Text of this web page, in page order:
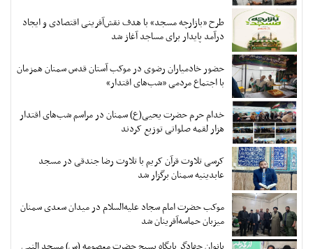
طرح «بازارچه مسجد» با هدف نقش‌آفرینی اقتصادی و ایجاد
درآمد پایدار برای مساجد آغاز شد
حضور خادمیاران رضوی در موکب آستان قدس سمنان همزمان
با اجتماع مردمی «شب‌های اقتدار»
خدام حرم حضرت یحیی(ع) سمنان در مراسم شب‌های اقتدار
هزار لقمه صلواتی توزیع کردند
کرسی تلاوت قرآن کریم با تلاوت رضا جندقی در مسجد
عابدینیه سمنان برگزار شد
موکب حضرت امام سجاد علیه‌السلام در میدان سعدی سمنان
میزبان حماسه‌آفرینان شد